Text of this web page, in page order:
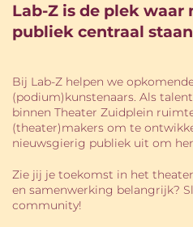
Lab-Z is de plek waar
publiek centraal staan
Bij Lab-Z helpen we
(podium)kunstenaars. Als
binnen Theater Zuidplein
(theater)makers om te
nieuwsgierig publiek uit om
Zie jij je toekomst in het
en samenwerking belangrijk?
community!